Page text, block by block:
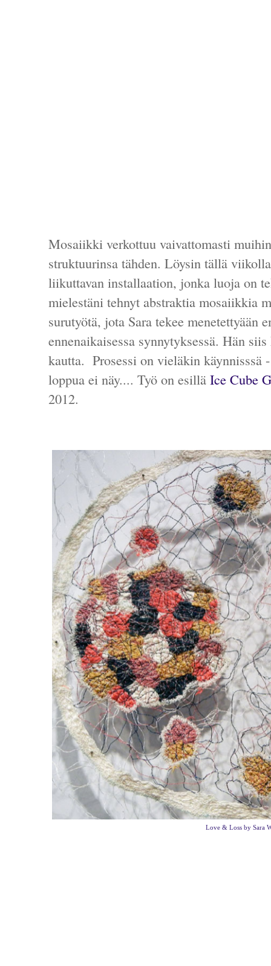
Mosaiikki verkottuu vaivattomasti
struktuurinsa tähden. Löysin tällä
liikuttavan installaation, jonka luoja on
mielestäni tehnyt abstraktia mosaiikkia
surutyötä, jota Sara tekee menetettyään
ennenaikaisessa synnytyksessä. Hän
kautta. Prosessi on vieläkin käynnisssä
loppua ei näy.... Työ on esillä Ice Cube
2012.
Love & Loss by Sara